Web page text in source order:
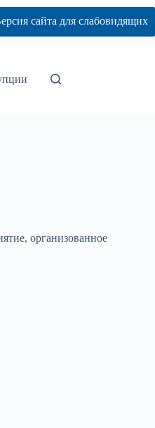
сайта для слабовидящих
организованное